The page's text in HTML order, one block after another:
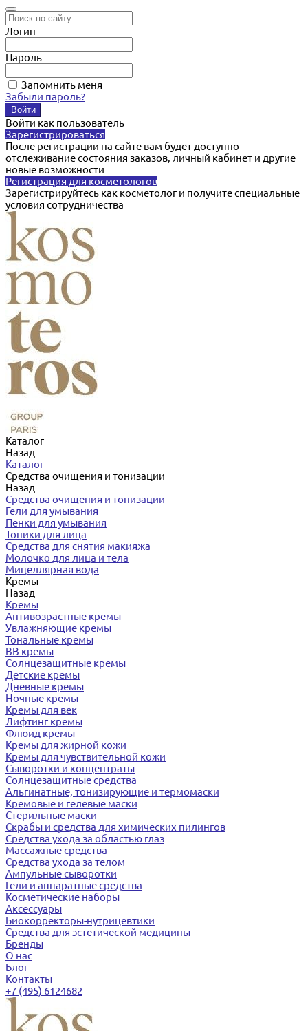
Логин
Пароль
Запомнить меня
Забыли пароль?
Войти как пользователь
Зарегистрироваться
После регистрации на сайте вам будет доступно
отслеживание состояния заказов, личный кабинет и другие
новые возможности
Регистрация для косметологов
Зарегистрируйтесь как косметолог и получите специальные
условия сотрудничества
Каталог
Назад
Каталог
Средства очищения и тонизации
Назад
Средства очищения и тонизации
Гели для умывания
Пенки для умывания
Тоники для лица
Средства для снятия макияжа
Молочко для лица и тела
Мицеллярная вода
Кремы
Назад
Кремы
Антивозрастные кремы
Увлажняющие кремы
Тональные кремы
BB кремы
Солнцезащитные кремы
Детские кремы
Дневные кремы
Ночные кремы
Кремы для век
Лифтинг кремы
Флюид кремы
Кремы для жирной кожи
Кремы для чувствительной кожи
Сыворотки и концентраты
Солнцезащитные средства
Альгинатные, тонизирующие и термомаски
Кремовые и гелевые маски
Стерильные маски
Скрабы и средства для химических пилингов
Средства ухода за областью глаз
Массажные средства
Средства ухода за телом
Ампульные сыворотки
Гели и аппаратные средства
Косметические наборы
Аксессуары
Биокорректоры-нутрицевтики
Средства для эстетической медицины
Бренды
О нас
Блог
Контакты
+7 (495) 6124682